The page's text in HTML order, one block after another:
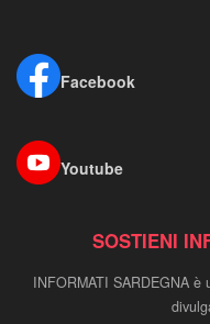
Facebook
Youtube
SOSTIENI
INFORMATI SARDEGNA